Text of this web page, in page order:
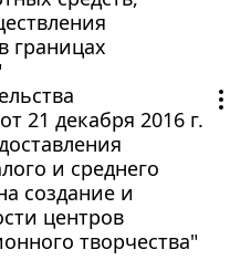
границах
21 декабря 2016 г.
и среднего
создание и
центров
творчества"